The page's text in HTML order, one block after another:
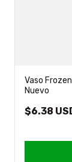
Vaso
Nuevo
$6.38